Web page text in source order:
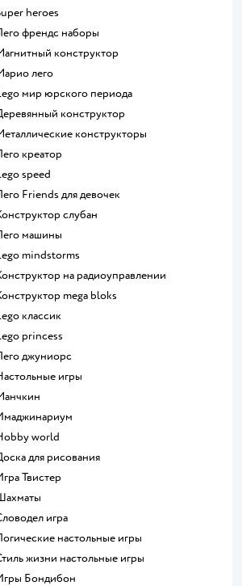
Super heroes
Лего френдс наборы
Магнитный конструктор
Марио лего
Lego мир юрского периода
Деревянный конструктор
Металлические конструкторы
Лего креатор
Lego speed
Лего Friends для девочек
Конструктор слубан
Лего машины
Lego mindstorms
Конструктор на радиоуправлении
Конструктор mega bloks
Lego классик
Lego princess
Лего джуниорс
Настольные игры
Манчкин
Имаджинариум
Hobby world
Доска для рисования
Игра Твистер
Шахматы
Словодел игра
Логические настольные игры
Стиль жизни настольные игры
Игры Бондибон